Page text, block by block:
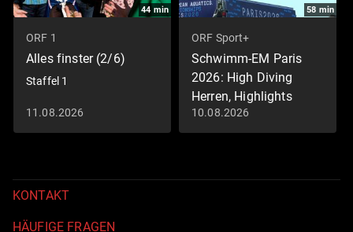
44 min
ORF 1
Alles finster (2/6)
Staffel 1
11.08.2026
58 min
ORF Sport+
Schwimm-EM Paris
2026: High Diving
Herren, Highlights
Schwimm-EM 2026
10.08.2026
KONTAKT
HÄUFIGE FRAGEN